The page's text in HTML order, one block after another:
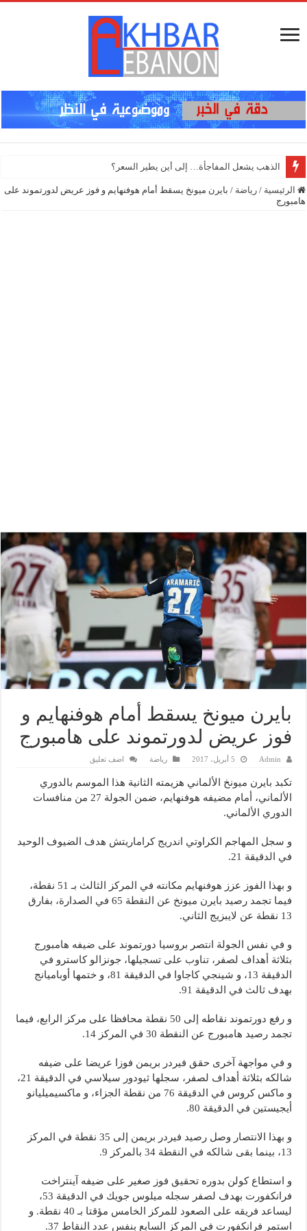
إنذار ف
الرئيسية / رياضة / بايرن ميونخ يسقط أمام هوفنهايم و فوز عريض لدورتموند على
هامبورج
بايرن ميونخ يسقط أمام هوفنهايم و
فوز عريض لدورتموند على هامبورج
Admin 5 أبريل، 2017 رياضة اضف تعليق
تكبد بايرن ميونخ الألماني هزيمته الثانية هذا الموسم بالدوري
الألماني، أمام مضيفه هوفنهايم، ضمن الجولة 27 من منافسات
الدوري الألماني.
و سجل المهاجم الكراوتي اندريج كراماريتش هدف الضيوف الوحيد
في الدقيقة 21.
و بهذا الفوز عزز هوفنهايم مكانته في المركز الثالث بـ 51 نقطة،
فيما تجمد رصيد بايرن ميونخ عن النقطة 65 في الصدارة، بفارق
13 نقطة عن لايبزيج الثاني.
و في نفس الجولة انتصر بروسيا دورتموند على ضيفه هامبورج
بثلاثة أهداف لصفر، تناوب على تسجيلها، جونزالو كاسترو في
الدقيقة 13، و شينجي كاجاوا في الدقيقة 81، و ختمها أوباميانج
بهدف ثالث في الدقيقة 91.
و رفع دورتموند نقاطه إلى 50 نقطة محافظا على مركز الرابع، فيما
تجمد رصيد هامبورج عن النقطة 30 في المركز 14.
و في مواجهة آخرى حقق فيردر بريمن فوزا عريضا على ضيفه
شالكه بثلاثة أهداف لصفر، سجلها ثيودور سيلاسي في الدقيقة 21،
و ماكس كروس في الدقيقة 76 من نقطة الجزاء، و ماكسيميليانو
أيجيستين في الدقيقة 80.
و بهذا الانتصار وصل رصيد فيردر بريمن إلى 35 نقطة في المركز
13، بينما بقى شالكه في النقطة 34 بالمركز 9.
و استطاع كولن بدوره تحقيق فوز صغير على ضيفه آينتراخت
فرانكفورت بهدف لصفر سجله ميلوس جويك في الدقيقة 53،
ليساعد فريقه على الصعود للمركز الخامس مؤقتا بـ 40 نقطة. و
استمر فرانكفورت في المركز السابع بنفس عدد النقاط 37.